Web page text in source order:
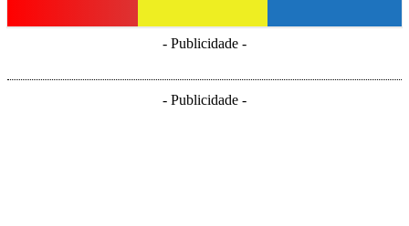
- Publicidade -
- Publicidade -